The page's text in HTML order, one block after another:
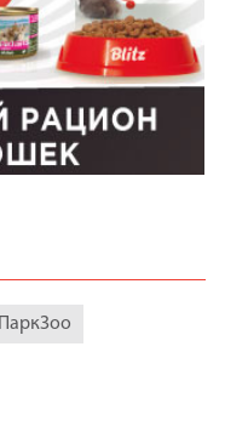
ПаркЗоо